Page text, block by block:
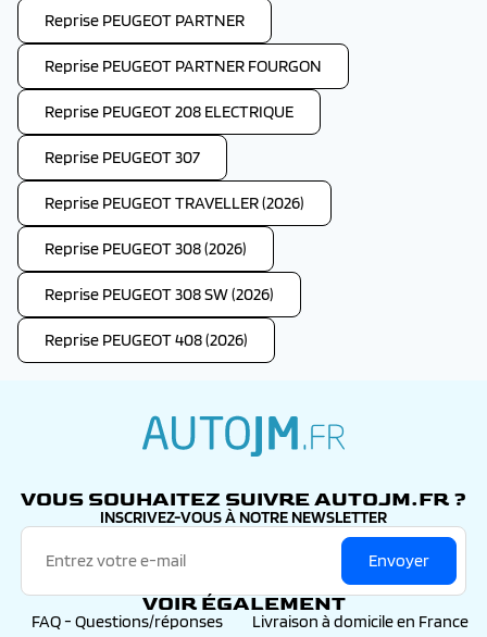
Reprise PEUGEOT PARTNER
Reprise PEUGEOT PARTNER FOURGON
Reprise PEUGEOT 208 ELECTRIQUE
Reprise PEUGEOT 307
Reprise PEUGEOT TRAVELLER (2026)
Reprise PEUGEOT 308 (2026)
Reprise PEUGEOT 308 SW (2026)
Reprise PEUGEOT 408 (2026)
VOUS SOUHAITEZ SUIVRE AUTOJM.FR ?
INSCRIVEZ-VOUS À NOTRE NEWSLETTER
Envoyer
VOIR ÉGALEMENT
FAQ - Questions/réponses Livraison à domicile en France